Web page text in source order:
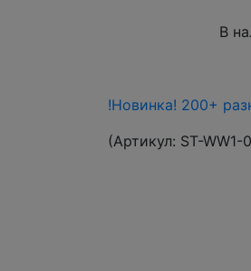
В
!Новинка! 200+
(Артикул: ST-